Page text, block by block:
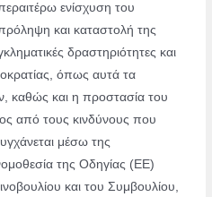
ενίσχυση του
και καταστολή της
δραστηριότητες και
όπως αυτά τα
καθώς και η προστασία του
από τους κινδύνους που
μέσω της
της Οδηγίας (ΕΕ)
και του Συμβουλίου,